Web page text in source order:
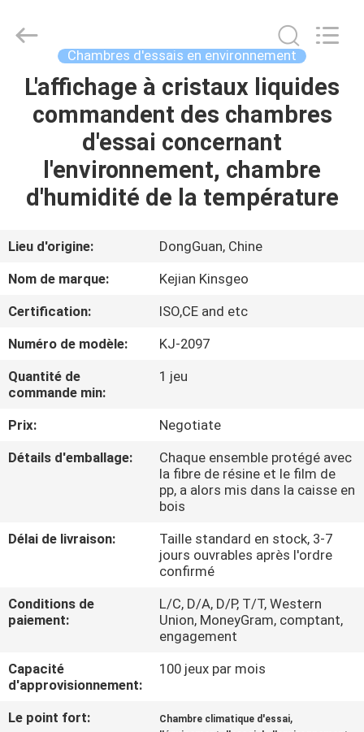
MAISON
PRODUITS
SUJET
DE
NOUS
VISITE
D'USINE
CONTRÔLE
DE
CONTACTEZ-
DEMANDEZ
CITATION
PLAN
INSTRUMENT
CO.,LTD.
Reserved.
Chambres d'essais en environnement
L'affichage à cristaux liquides
commandent des chambres
d'essai concernant
l'environnement, chambre
d'humidité de la température
Lieu d'origine:
DongGuan, Chine
Nom de marque:
Kejian Kinsgeo
Certification:
ISO,CE and etc
Numéro de modèle:
KJ-2097
Quantité de
commande min:
1 jeu
Prix:
Negotiate
Détails d'emballage:
Chaque ensemble protégé avec
la fibre de résine et le film de
pp, a alors mis dans la caisse en
bois
Délai de livraison:
Taille standard en stock, 3-7
jours ouvrables après l'ordre
confirmé
Conditions de
paiement:
L/C, D/A, D/P, T/T, Western
Union, MoneyGram, comptant,
engagement
Capacité
d'approvisionnement:
100 jeux par mois
Le point fort: Chambre climatique d'essai,